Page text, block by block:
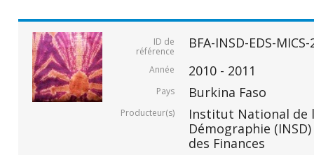
ID de
référence
BFA-INSD-EDS-
Année 2010 - 2011
Pays Burkina Faso
Producteur(s)
Institut National de
Démographie
des Finances